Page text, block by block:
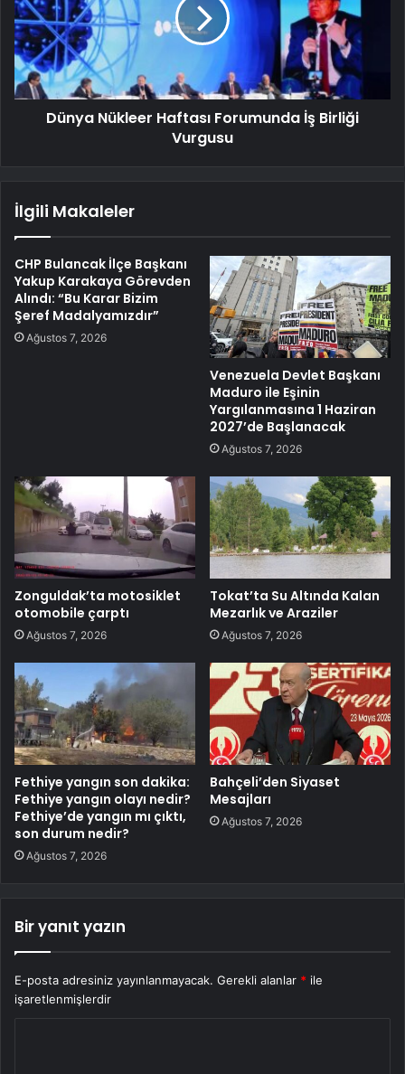
Dünya Nükleer Haftası Forumunda İş Birliği
Vurgusu
İlgili Makaleler
CHP Bulancak İlçe Başkanı
Yakup Karakaya Görevden
Alındı: “Bu Karar Bizim
Şeref Madalyamızdır”
Ağustos 7, 2026
Venezuela Devlet Başkanı
Maduro ile Eşinin
Yargılanmasına 1 Haziran
2027’de Başlanacak
Ağustos 7, 2026
Zonguldak’ta motosiklet
otomobile çarptı
Ağustos 7, 2026
Tokat’ta Su Altında Kalan
Mezarlık ve Araziler
Ağustos 7, 2026
Fethiye yangın son dakika:
Fethiye yangın olayı nedir?
Fethiye’de yangın mı çıktı,
son durum nedir?
Ağustos 7, 2026
Bahçeli’den Siyaset
Mesajları
Ağustos 7, 2026
Bir yanıt yazın
E-posta adresiniz yayınlanmayacak. Gerekli alanlar * ile
işaretlenmişlerdir